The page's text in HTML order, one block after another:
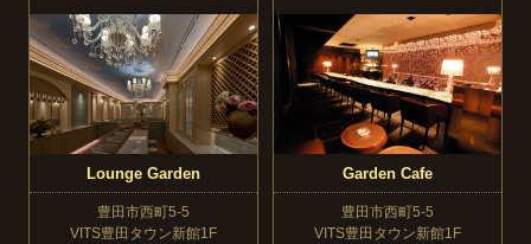
Lounge Garden
豊田市西町5-5
VITS豊田タウン新館1F
Garden Cafe
豊田市西町5-5
VITS豊田タウン新館1F